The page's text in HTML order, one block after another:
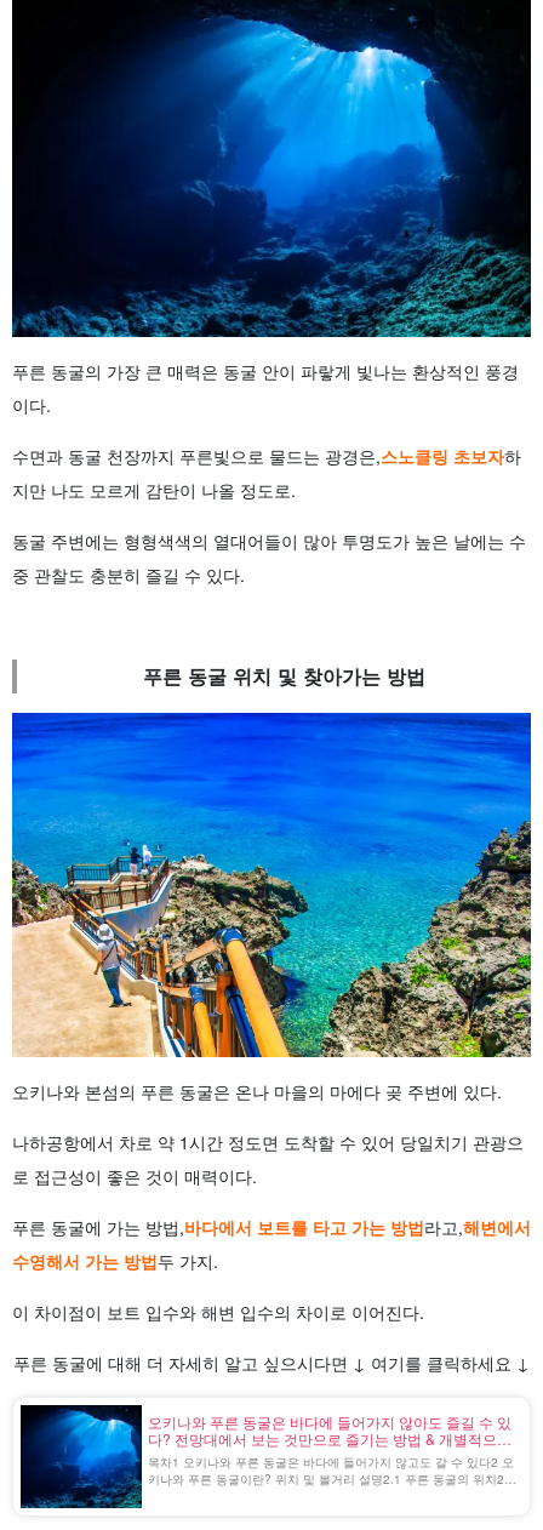
푸른 동굴의 가장 큰 매력은 동굴 안이 파랗게 빛나는 환상적인 풍경
이다.
수면과 동굴 천장까지 푸른빛으로 물드는 광경은,스노클링 초보자하
지만 나도 모르게 감탄이 나올 정도로.
동굴 주변에는 형형색색의 열대어들이 많아 투명도가 높은 날에는 수
중 관찰도 충분히 즐길 수 있다.
푸른 동굴 위치 및 찾아가는 방법
오키나와 본섬의 푸른 동굴은 온나 마을의 마에다 곶 주변에 있다.
나하공항에서 차로 약 1시간 정도면 도착할 수 있어 당일치기 관광으
로 접근성이 좋은 것이 매력이다.
푸른 동굴에 가는 방법,바다에서 보트를 타고 가는 방법라고,해변에서
수영해서 가는 방법두 가지.
이 차이점이 보트 입수와 해변 입수의 차이로 이어진다.
푸른 동굴에 대해 더 자세히 알고 싶으시다면 ↓ 여기를 클릭하세요 ↓
오키나와 푸른 동굴은 바다에 들어가지 않아도 즐길 수 있
다? 전망대에서 보는 것만으로 즐기는 방법 & 개별적으로
접근하는 방법
목차1 오키나와 푸른 동굴은 바다에 들어가지 않고도 갈 수 있다2 오
키나와 푸른 동굴이란? 위치 및 볼거리 설명2.1 푸른 동굴의 위치2.2